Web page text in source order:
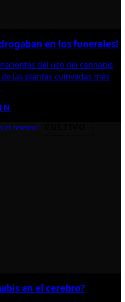
en los funerales!
del uso del cannabis
las plantas cultivadas más
en el cerebro?